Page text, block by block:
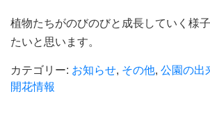
植物たちがのびのびと成長していく様
たいと思います。
カテゴリー: お知らせ, その他, 公園の出
開花情報